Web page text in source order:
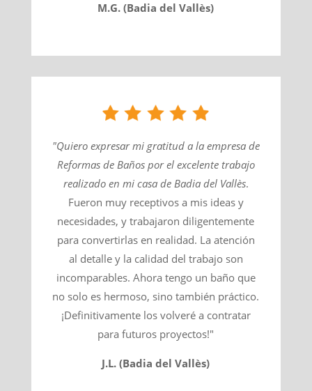
M.G. (Badia del Vallès)
"Quiero expresar mi gratitud a la empresa de
Reformas de Baños por el excelente trabajo
realizado en mi casa de Badia del Vallès​.
Fueron muy receptivos a mis ideas y
necesidades, y trabajaron diligentemente
para convertirlas en realidad. La atención
al detalle y la calidad del trabajo son
incomparables. Ahora tengo un baño que
no solo es hermoso, sino también práctico.
¡Definitivamente los volveré a contratar
para futuros proyectos!"
J.L. (Badia del Vallès)